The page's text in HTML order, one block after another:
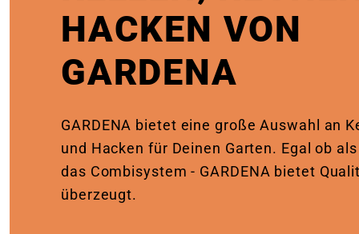
HACKEN VON
GARDENA
GARDENA bietet eine große Auswahl an
und Hacken für Deinen Garten. Egal ob
das Combisystem - GARDENA bietet
überzeugt.